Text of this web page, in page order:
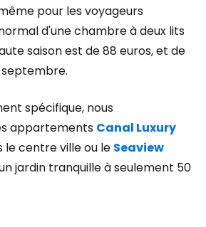
pour les voyageurs
d'une chambre à deux lits
saison est de 88 euros, et de
septembre.
spécifique, nous
appartements Canal Luxury
le centre ville ou le Seaview
jardin tranquille à seulement 50